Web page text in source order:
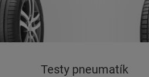
Testy pneumatík